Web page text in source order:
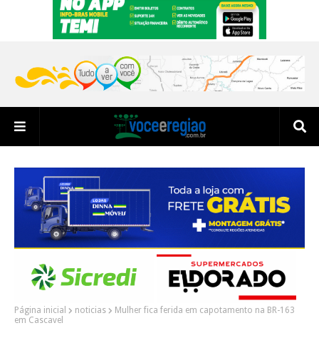
Página inicial noticias
Mulher fica ferida em capotamento na BR-163
em Cascavel